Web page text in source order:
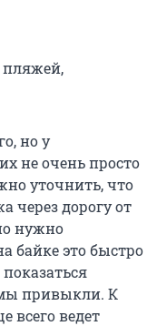
пляжей,
но у
не очень просто
уточнить, что
через дорогу от
нужно
байке это быстро
привыкли. К
ведет